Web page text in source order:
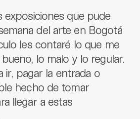
exposiciones que pude
del arte en Bogotá
les contaré lo que me
lo malo y lo regular.
ir, pagar la entrada o
hecho de tomar
llegar a estas